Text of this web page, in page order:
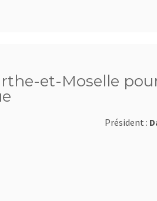
et-Moselle
Président :